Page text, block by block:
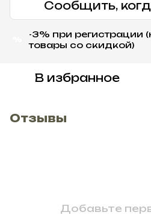
Сообщить,
-3% при регистрации
товары со скидкой)
В избранное
Отзывы
Добавьте